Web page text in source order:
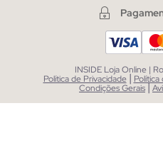
INSIDE Loja Online |
Política de Privacidade |
Condições Gerais|